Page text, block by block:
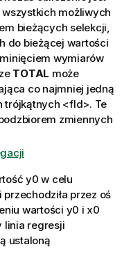
możliwych
bieżących selekcji,
do bieżącej wartości
wymiarów
TOTAL może
co najmniej jedną
trójkątnych <fld>. Te
zmiennych
y0 w celu
przez oś
wartości y0 i x0
linia regresji
ustaloną